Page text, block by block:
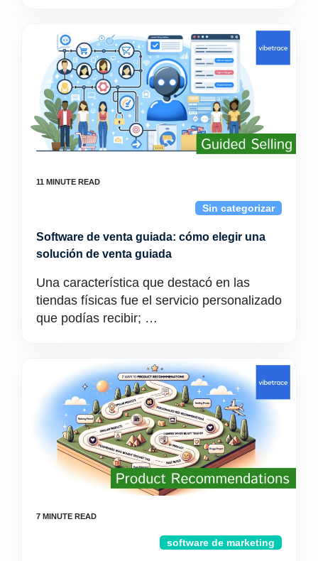
Sin categorizar
Software de venta guiada: cómo elegir una
solución de venta guiada
Una característica que destacó en las
tiendas físicas fue el servicio personalizado
que podías recibir; …
software de marketing